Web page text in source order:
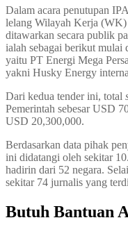
Dalam acara penutupan
lelang Wilayah Kerja (WK)
ditawarkan secara publik
ialah sebagai berikut mulai
yaitu PT Energi Mega
yakni Husky Energy
Dari kedua tender ini, total
Pemerintah sebesar USD
USD 20,300,000.
Berdasarkan data pihak
ini didatangi oleh sekitar
hadirin dari 52 negara.
sekitar 74 jurnalis yang
Butuh Bantuan